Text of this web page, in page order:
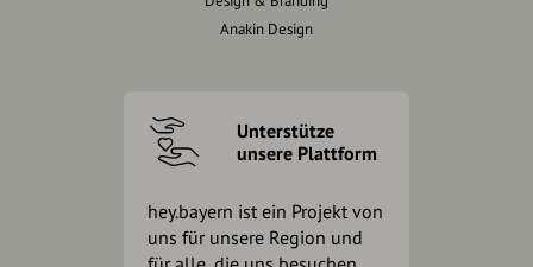
Anakin Design
Unterstütze
unsere Plattform
hey.bayern ist ein Projekt von
uns für unsere Region und